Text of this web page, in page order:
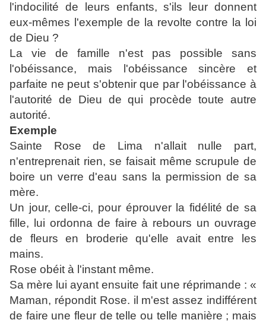
l'indocilité de leurs enfants, s'ils leur donnent
eux-mêmes l'exemple de la revolte contre la loi
de Dieu ?
La vie de famille n'est pas possible sans
l'obéissance, mais l'obéissance sincère et
parfaite ne peut s'obtenir que par l'obéissance à
l'autorité de Dieu de qui procède toute autre
autorité.
Exemple
Sainte Rose de Lima n'allait nulle part,
n'entreprenait rien, se faisait même scrupule de
boire un verre d'eau sans la permission de sa
mère.
Un jour, celle-ci, pour éprouver la fidélité de sa
fille, lui ordonna de faire à rebours un ouvrage
de fleurs en broderie qu'elle avait entre les
mains.
Rose obéit à l'instant même.
Sa mère lui ayant ensuite fait une réprimande : «
Maman, répondit Rose. il m'est assez indifférent
de faire une fleur de telle ou telle manière ; mais